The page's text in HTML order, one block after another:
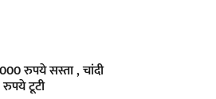
रुपये सस्ता , चांदी
टूटी